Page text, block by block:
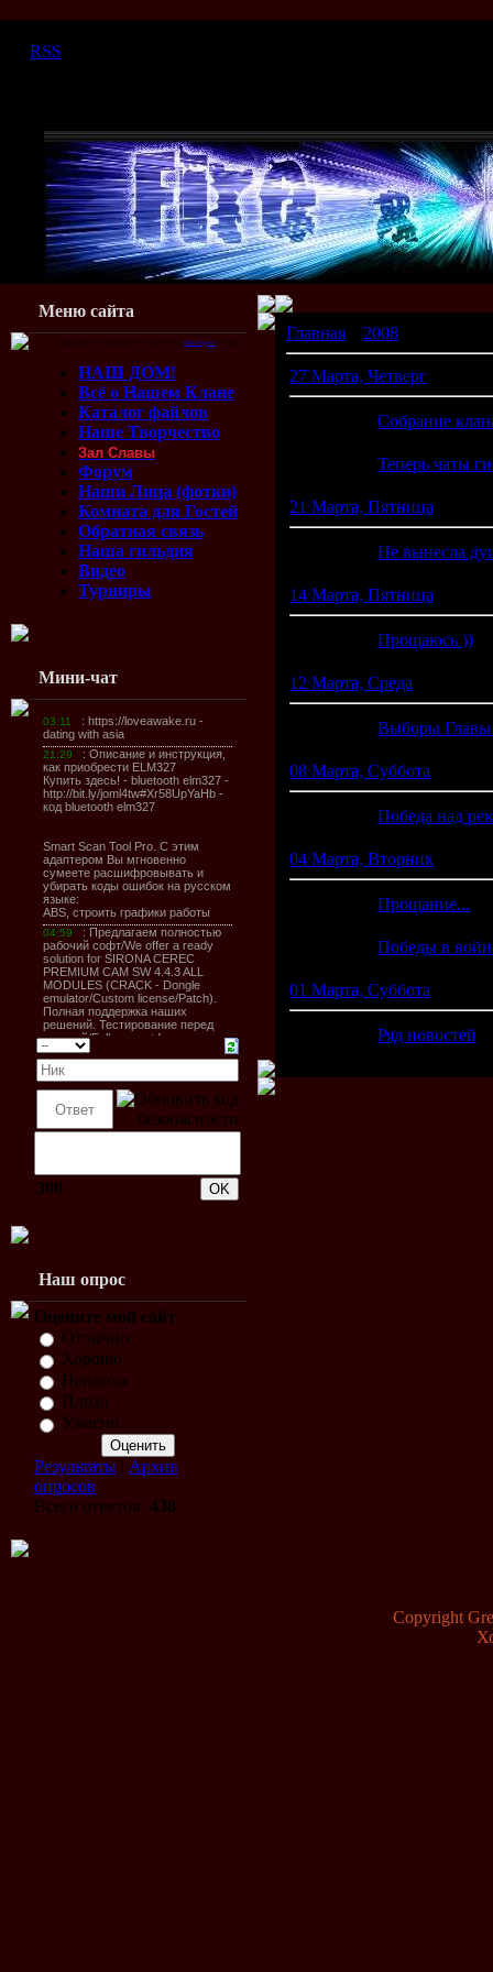
RSS
Меню сайта
Для красивого отображения этого блока требуется Flash Player 9
НАШ ДОМ!
Всё о Нашем Клане
Каталог файлов
Наше Творчество
Зал Славы
Форум
Наши Лица (фотки)
Комната для Гостей
Обратная связь
Наша гильдия
Видео
Турниры
Мини-чат
300
Наш опрос
Оцените мой сайт
Отлично
Хорошо
Неплохо
Плохо
Ужасно
Результаты | Архив
опросов
Всего ответов: 438
Главная 2008
27 Марта, Четверг
Собрание
Теперь чаты
21 Марта, Пятница
Не вынесла
14 Марта, Пятница
Прощаюсь ))
12 Марта, Среда
Выборы Главы
08 Марта, Суббота
Победа над
04 Марта, Вторник
Прощание...
Победы в
01 Марта, Суббота
Ряд новостей
Copyright